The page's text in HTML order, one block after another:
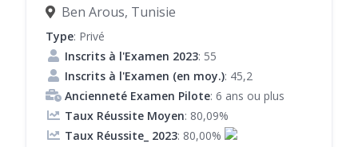
Ben Arous, Tunisie
Type: Privé
Inscrits à l'Examen 2023: 55
Inscrits à l'Examen (en moy.): 45,2
Ancienneté Examen Pilote: 6 ans ou plus
Taux Réussite Moyen: 80,09%
Taux Réussite_ 2023: 80,00%